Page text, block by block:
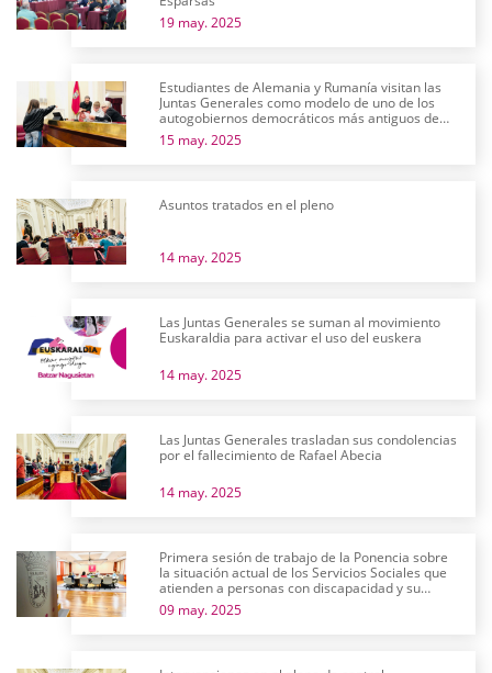
19 may. 2025
Estudiantes de Alemania y Rumanía visitan las
Juntas Generales como modelo de uno de los
autogobiernos democráticos más antiguos de
Europa
15 may. 2025
Asuntos tratados en el pleno
14 may. 2025
Las Juntas Generales se suman al movimiento
Euskaraldia para activar el uso del euskera
14 may. 2025
Las Juntas Generales trasladan sus condolencias
por el fallecimiento de Rafael Abecia
14 may. 2025
Primera sesión de trabajo de la Ponencia sobre
la situación actual de los Servicios Sociales que
atienden a personas con discapacidad y su
futuro
09 may. 2025